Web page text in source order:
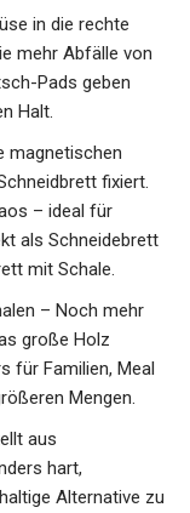
in die rechte
mehr Abfälle von
Pads geben
Halt.
magnetischen
fixiert.
– ideal für
als Schneidebrett
mit Schale.
– Noch mehr
große Holz
für Familien, Meal
Mengen.
aus
hart,
Alternative zu